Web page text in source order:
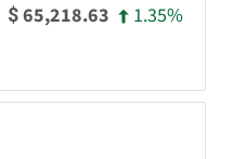
$65,218.63 1.35%